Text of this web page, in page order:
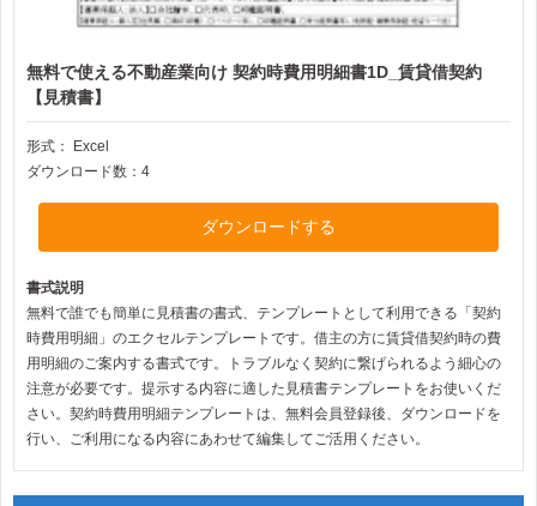
無料で使える不動産業向け 契約時費用明細書1D_賃貸借契約
【見積書】
形式：
Excel
ダウンロード数：4
ダウンロードする
書式説明
無料で誰でも簡単に見積書の書式、テンプレートとして利用できる「契約
時費用明細」のエクセルテンプレートです。借主の方に賃貸借契約時の費
用明細のご案内する書式です。トラブルなく契約に繋げられるよう細心の
注意が必要です。提示する内容に適した見積書テンプレートをお使いくだ
さい。契約時費用明細テンプレートは、無料会員登録後、ダウンロードを
行い、ご利用になる内容にあわせて編集してご活用ください。